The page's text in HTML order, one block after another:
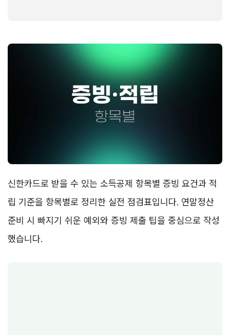
신한카드로 받을 수 있는 소득공제 항목별 증빙 요건과 적
립 기준을 항목별로 정리한 실전 점검표입니다. 연말정산
준비 시 빠지기 쉬운 예외와 증빙 제출 팁을 중심으로 작성
했습니다.